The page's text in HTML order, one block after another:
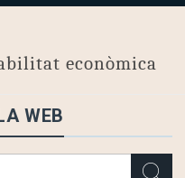
econòmica
WEB